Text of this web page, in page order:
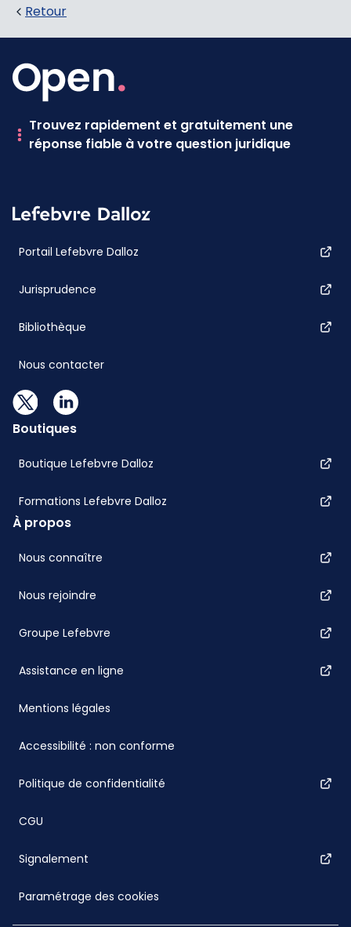
Retour
Trouvez rapidement et gratuitement une
réponse fiable à votre question juridique
Portail Lefebvre Dalloz
Jurisprudence
Bibliothèque
Nous contacter
Boutiques
Boutique Lefebvre Dalloz
Formations Lefebvre Dalloz
À propos
Nous connaître
Nous rejoindre
Groupe Lefebvre
Assistance en ligne
Mentions légales
Accessibilité : non conforme
Politique de confidentialité
CGU
Signalement
Paramétrage des cookies